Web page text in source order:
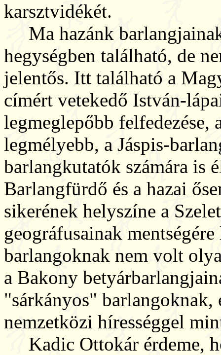
karsztvidékét.
Ma hazánk
hegységben található, de
jelentős. Itt található a
címért vetekedő István-
legmeglepőbb felfedezése,
legmélyebb, a Jáspis-
barlangkutatók számára is
Barlangfürdő és a hazai
sikerének helyszíne a
geográfusainak
barlangoknak nem volt
a Bakony
"sárkányos" barlangoknak,
nemzetközi hírességgel
Kadic Ottokár érdeme,